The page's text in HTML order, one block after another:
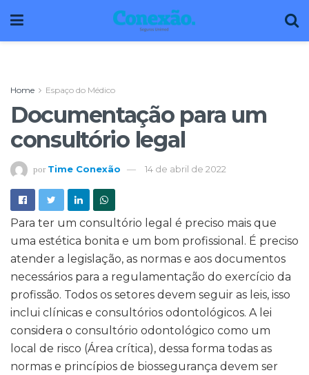
Home Espaço do Médico
Documentação para um
consultório legal
por Time Conexão 14 de abril de 2022
Para ter um consultório legal é preciso mais que
uma estética bonita e um bom profissional. É preciso
atender a legislação, as normas e aos documentos
necessários para a regulamentação do exercício da
profissão. Todos os setores devem seguir as leis, isso
inclui clínicas e consultórios odontológicos. A lei
considera o consultório odontológico como um
local de risco (Área crítica), dessa forma todas as
normas e princípios de biossegurança devem ser